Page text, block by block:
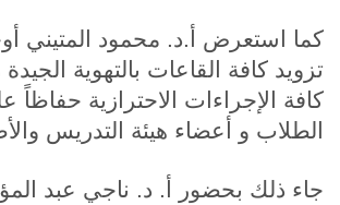
كما استعرض أ.د. محمود المتيني
تزويد كافة القاعات بالتهوية
كافة الإجراءات الاحترازية حفاظاً
الطلاب و أعضاء هيئة التدريس
جاء ذلك بحضور أ. د. ناجي عبد